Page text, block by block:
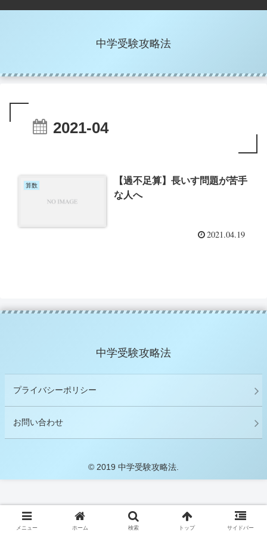
中学受験攻略法
2021-04
算数
【過不足算】長いす問題が苦手
な人へ
2021.04.19
中学受験攻略法
プライバシーポリシー
お問い合わせ
© 2019 中学受験攻略法.
メニュー ホーム 検索 トップ サイドバー